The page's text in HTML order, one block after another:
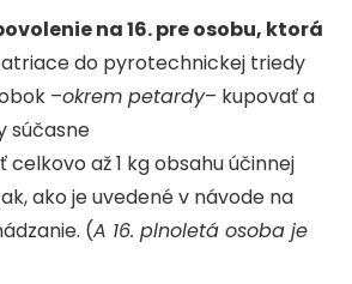
na 16. pre osobu, ktorá
do pyrotechnickej triedy
–okrem petardy– kupovať a
súčasne
až 1 kg obsahu účinnej
ako je uvedené v návode na
(A 16. plnoletá osoba je